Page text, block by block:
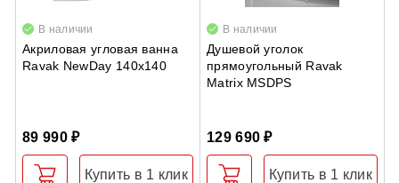
В наличии
Акриловая угловая ванна
Ravak NewDay 140x140
89 990 ₽
Купить в 1 клик
В наличии
Душевой уголок
прямоугольный Ravak
Matrix MSDPS
129 690 ₽
Купить в 1 клик